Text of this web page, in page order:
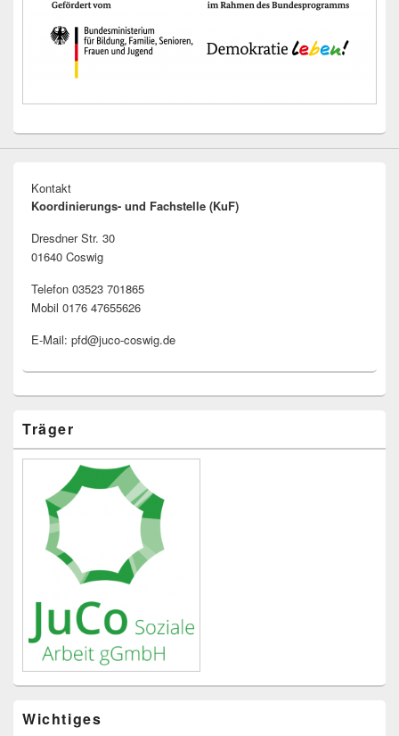
Kontakt
Koordinierungs- und Fachstelle (KuF)
Dresdner Str. 30
01640 Coswig
Telefon 03523 701865
Mobil 0176 47655626
E-Mail: pfd@juco-coswig.de
Träger
Wichtiges